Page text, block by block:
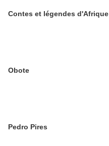
Contes et légendes d'Afrique
Obote
Pedro Pires